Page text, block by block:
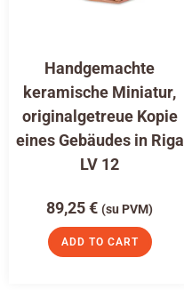
Handgemachte
keramische Miniatur,
originalgetreue Kopie
eines Gebäudes in Riga
LV 12
89,25€ (su PVM)
ADD TO CART